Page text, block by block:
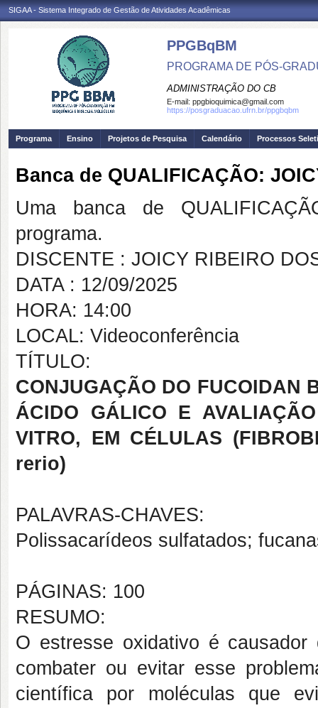
SIGAA - Sistema Integrado de Gestão de Atividades Acadêmicas
PPGBqBM
PROGRAMA DE PÓS-
ADMINISTRAÇÃO DO CB
E-mail: ppgbioquimica@gmail.com
https://posgraduacao.ufrn.br/ppgbqbm
Programa Ensino Projetos de Pesquisa Calendário Processos
Banca de QUALIFICAÇÃO:
Uma banca de
programa.
DISCENTE : JOICY RIBEIRO
DATA : 12/09/2025
HORA: 14:00
LOCAL: Videoconferência
TÍTULO:
CONJUGAÇÃO DO
ÁCIDO GÁLICO E
VITRO, EM CÉLULAS
rerio)
PALAVRAS-CHAVES:
Polissacarídeos sulfatados;
PÁGINAS: 100
RESUMO:
O estresse oxidativo é
combater ou evitar esse
científica por moléculas que